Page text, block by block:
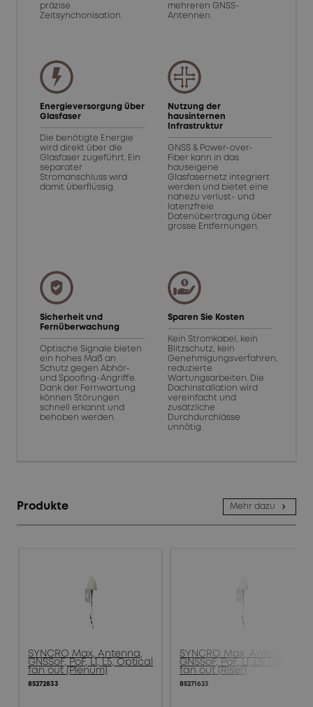
präzise
Zeitsynchonisation.
mehreren GNSS-
Antennen.
Energieversorgung über
Glasfaser
Die benötigte Energie
wird direkt über die
Glasfaser zugeführt. Ein
separater
Stromanschluss wird
damit überflüssig.
Nutzung der
hausinternen
Infrastruktur
GNSS & Power-over-
Fiber kann in das
hauseigene
Glasfasernetz integriert
werden und bietet eine
nahezu verlust- und
latenzfreie
Datenübertragung über
grosse Entfernungen.
Sicherheit und
Fernüberwachung
Optische Signale bieten
ein hohes Maß an
Schutz gegen Abhör-
und Spoofing-Angriffe.
Dank der Fernwartung
können Störungen
schnell erkannt und
behoben werden.
Sparen Sie Kosten
Kein Stromkabel, kein
Blitzschutz, kein
Genehmigungsverfahren,
reduzierte
Wartungsarbeiten. Die
Dachinstallation wird
vereinfacht und
zusätzliche
Durchdurchlässe
unnötig.
Produkte Mehr dazu
SYNCRO Max, Antenna,
GNSSoF, PoF, L1, L5, Optical
fan out (Plenum)
85272833
SYNCRO Max, Antenna,
GNSSoF, PoF, L1, L5, Optical
fan out (Riser)
85271623